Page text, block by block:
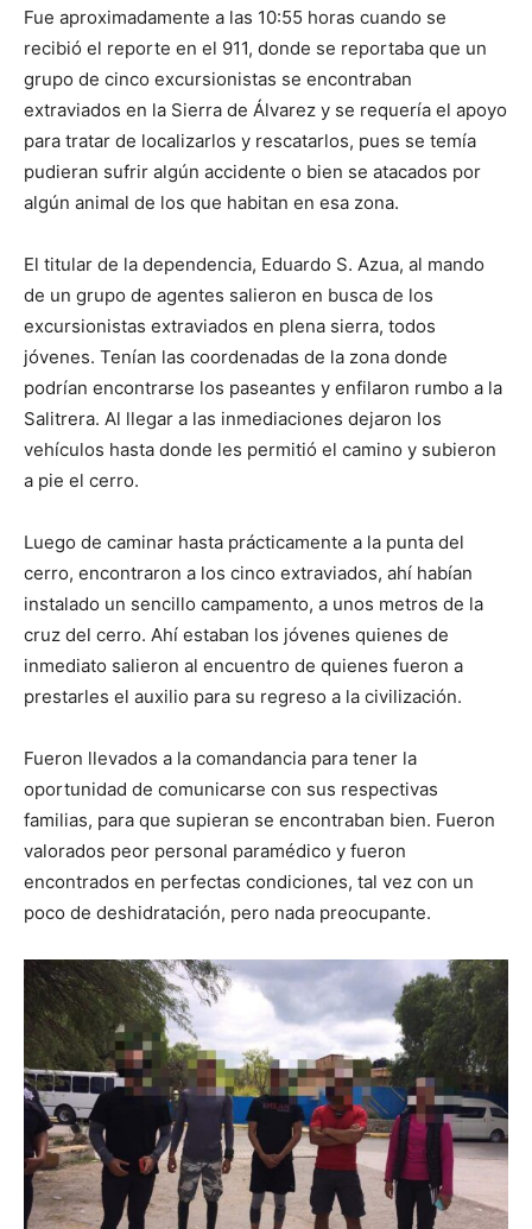
Fue aproximadamente a las 10:55 horas cuando se
recibió el reporte en el 911, donde se reportaba que un
grupo de cinco excursionistas se encontraban
extraviados en la Sierra de Álvarez y se requería el apoyo
para tratar de localizarlos y rescatarlos, pues se temía
pudieran sufrir algún accidente o bien se atacados por
algún animal de los que habitan en esa zona.
El titular de la dependencia, Eduardo S. Azua, al mando
de un grupo de agentes salieron en busca de los
excursionistas extraviados en plena sierra, todos
jóvenes. Tenían las coordenadas de la zona donde
podrían encontrarse los paseantes y enfilaron rumbo a la
Salitrera. Al llegar a las inmediaciones dejaron los
vehículos hasta donde les permitió el camino y subieron
a pie el cerro.
Luego de caminar hasta prácticamente a la punta del
cerro, encontraron a los cinco extraviados, ahí habían
instalado un sencillo campamento, a unos metros de la
cruz del cerro. Ahí estaban los jóvenes quienes de
inmediato salieron al encuentro de quienes fueron a
prestarles el auxilio para su regreso a la civilización.
Fueron llevados a la comandancia para tener la
oportunidad de comunicarse con sus respectivas
familias, para que supieran se encontraban bien. Fueron
valorados peor personal paramédico y fueron
encontrados en perfectas condiciones, tal vez con un
poco de deshidratación, pero nada preocupante.